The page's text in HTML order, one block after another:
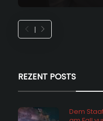
REZENT POSTS
Dem